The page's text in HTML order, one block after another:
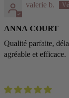
valerie b.
ANNA COURT
Qualité parfaite,
agréable et efficace.